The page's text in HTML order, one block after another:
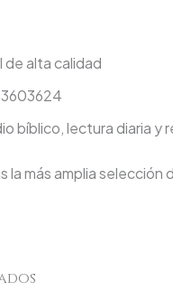
de alta calidad
bíblico, lectura diaria y
la más amplia